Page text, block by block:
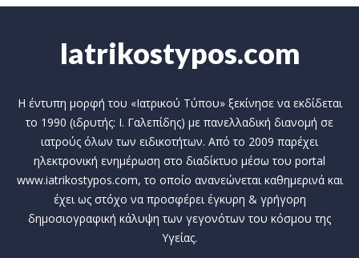
Iatrikostypos.com
Η έντυπη μορφή του «Ιατρικού Τύπου» ξεκίνησε να εκδίδεται
το 1990 (ιδρυτής: Ι. Γαλεπίδης) με πανελλαδική διανομή σε
ιατρούς όλων των ειδικοτήτων. Από το 2009 παρέχει
ηλεκτρονική ενημέρωση στο διαδίκτυο μέσω του portal
www.iatrikostypos.com, το οποίο ανανεώνεται καθημερινά και
έχει ως στόχο να προσφέρει έγκυρη & γρήγορη
δημοσιογραφική κάλυψη των γεγονότων του κόσμου της
Υγείας.